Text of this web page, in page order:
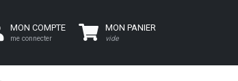
MON COMPTE
me connecter
MON PANIER
vide